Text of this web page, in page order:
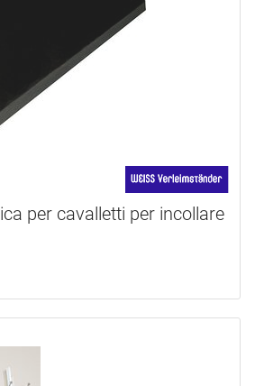
per cavalletti per incollare